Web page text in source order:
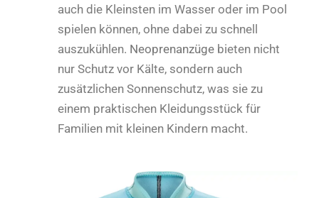
auch die Kleinsten im Wasser oder im Pool
spielen können, ohne dabei zu schnell
auszukühlen. Neoprenanzüge bieten nicht
nur Schutz vor Kälte, sondern auch
zusätzlichen Sonnenschutz, was sie zu
einem praktischen Kleidungsstück für
Familien mit kleinen Kindern macht.